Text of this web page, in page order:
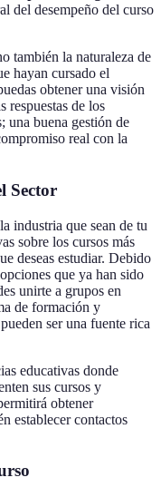
del desempeño del curso
también la naturaleza de
hayan cursado el
obtener una visión
respuestas de los
una buena gestión de
real con la
Sector
industria que sean de tu
sobre los cursos más
deseas estudiar. Debido
que ya han sido
unirte a grupos en
de formación y
ser una fuente rica
educativas donde
sus cursos y
obtener
establecer contactos